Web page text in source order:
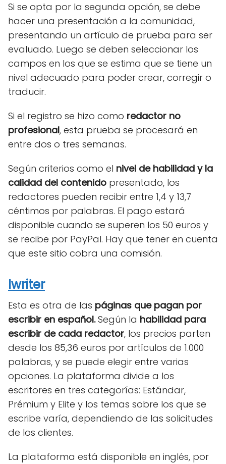
Si se opta por la segunda opción, se debe
hacer una presentación a la comunidad,
presentando un artículo de prueba para ser
evaluado. Luego se deben seleccionar los
campos en los que se estima que se tiene un
nivel adecuado para poder crear, corregir o
traducir.
Si el registro se hizo como redactor no
profesional, esta prueba se procesará en
entre dos o tres semanas.
Según criterios como el nivel de habilidad y la
calidad del contenido presentado, los
redactores pueden recibir entre 1,4 y 13,7
céntimos por palabras. El pago estará
disponible cuando se superen los 50 euros y
se recibe por PayPal. Hay que tener en cuenta
que este sitio cobra una comisión.
Iwriter
Esta es otra de las páginas que pagan por
escribir en español.Según la habilidad para
escribir de cada redactor, los precios parten
desde los 85,36 euros por artículos de 1.000
palabras, y se puede elegir entre varias
opciones. La plataforma divide a los
escritores en tres categorías: Estándar,
Prémium y Elite y los temas sobre los que se
escribe varía, dependiendo de las solicitudes
de los clientes.
La plataforma está disponible en inglés, por